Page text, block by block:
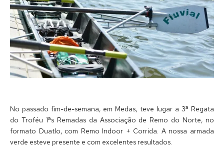
No passado fim-de-semana, em Medas, teve lugar a 3ª Regata
do Troféu 1ªs Remadas da Associação de Remo do Norte, no
formato Duatlo, com Remo Indoor + Corrida. A nossa armada
verde esteve presente e com excelentes resultados.